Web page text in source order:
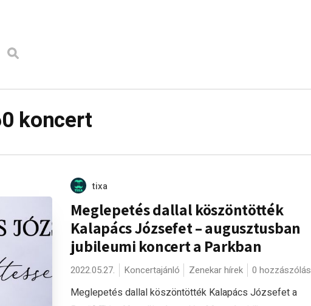
koncert
tixa
Meglepetés dallal köszöntötték
Kalapács Józsefet – augusztusban
jubileumi koncert a Parkban
2022.05.27. Koncertajánló Zenekar hírek 0 hozzászólás
Meglepetés dallal köszöntötték Kalapács Józsefet a